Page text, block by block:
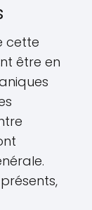
cette
être en